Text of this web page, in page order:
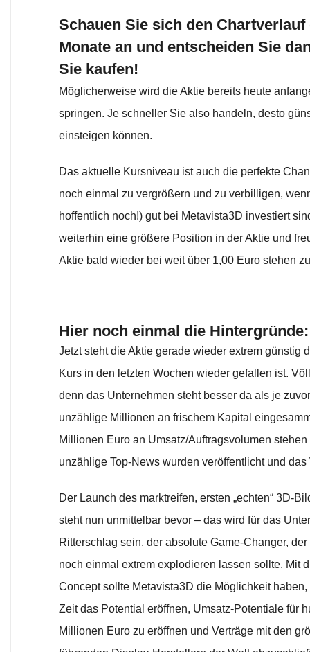
Schauen Sie sich den Chartverlauf
Monate an und entscheiden Sie
Sie kaufen!
Möglicherweise wird die Aktie bereits heute
springen. Je schneller Sie also handeln, desto
einsteigen können.
Das aktuelle Kursniveau ist auch die perfekte
noch einmal zu vergrößern und zu verbilligen,
hoffentlich noch!) gut bei Metavista3D investiert
weiterhin eine größere Position in der Aktie und
Aktie bald wieder bei weit über 1,00 Euro stehen
Hier noch einmal die Hintergründe:
Jetzt steht die Aktie gerade wieder extrem günstig
Kurs in den letzten Wochen wieder gefallen ist.
denn das Unternehmen steht besser da als je
unzählige Millionen an frischem Kapital
Millionen Euro an Umsatz/Auftragsvolumen
unzählige Top-News wurden veröffentlicht und das
Der Launch des marktreifen, ersten „echten“ 3D-
steht nun unmittelbar bevor – das wird für das
Ritterschlag sein, der absolute Game-Changer,
noch einmal extrem explodieren lassen sollte. Mit
Concept sollte Metavista3D die Möglichkeit
Zeit das Potential eröffnen, Umsatz-Potentiale für
Millionen Euro zu eröffnen und Verträge mit den